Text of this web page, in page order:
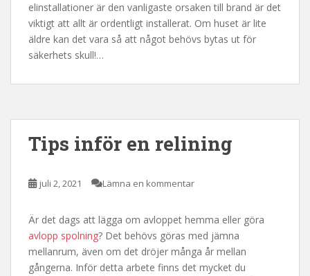
elinstallationer är den vanligaste orsaken till brand är det
viktigt att allt är ordentligt installerat. Om huset är lite
äldre kan det vara så att något behövs bytas ut för
säkerhets skull!…
Tips inför en relining
juli 2, 2021 Lämna en kommentar
Är det dags att lägga om avloppet hemma eller göra
avlopp spolning? Det behövs göras med jämna
mellanrum, även om det dröjer många år mellan
gångerna. Inför detta arbete finns det mycket du